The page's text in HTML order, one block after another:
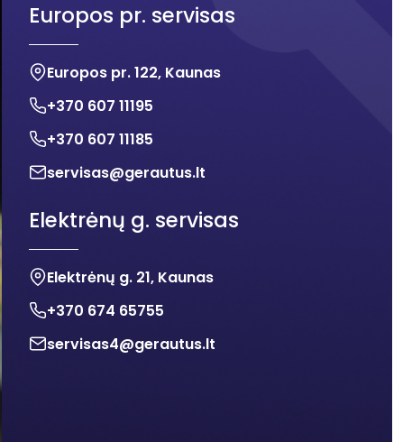
Europos pr. servisas
Europos pr. 122, Kaunas
+370 607 11195
+370 607 11185
servisas@gerautus.lt
Elektrėnų g. servisas
Elektrėnų g. 21, Kaunas
+370 674 65755
servisas4@gerautus.lt